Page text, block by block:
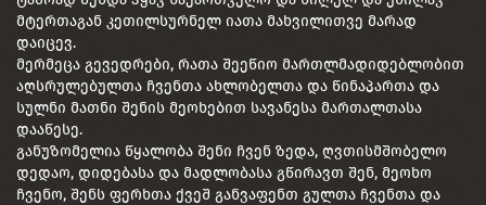
მტერთაგან კეთილსურნელ იათა მახვილითვე მარად
დაიცევ.
მერმეცა გევედრები, რათა შეეწიო მართლმადიდებლობით
აღსრულებულთა ჩვენთა ახლობელთა და წინაპართა და
სულნი მათნი შენის მეოხებით სავანესა მართალთასა
დააწესე.
განუზომელია წყალობა შენი ჩვენ ზედა, ღვთისმშობელო
დედაო, დიდებასა და მადლობასა გწირავთ შენ, მეოხო
ჩვენო, შენს ფერხთა ქვეშ განვაფენთ გულთა ჩვენთა და